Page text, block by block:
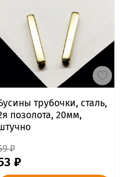
трубочки, сталь,
позолота, 20мм,
₽
₽